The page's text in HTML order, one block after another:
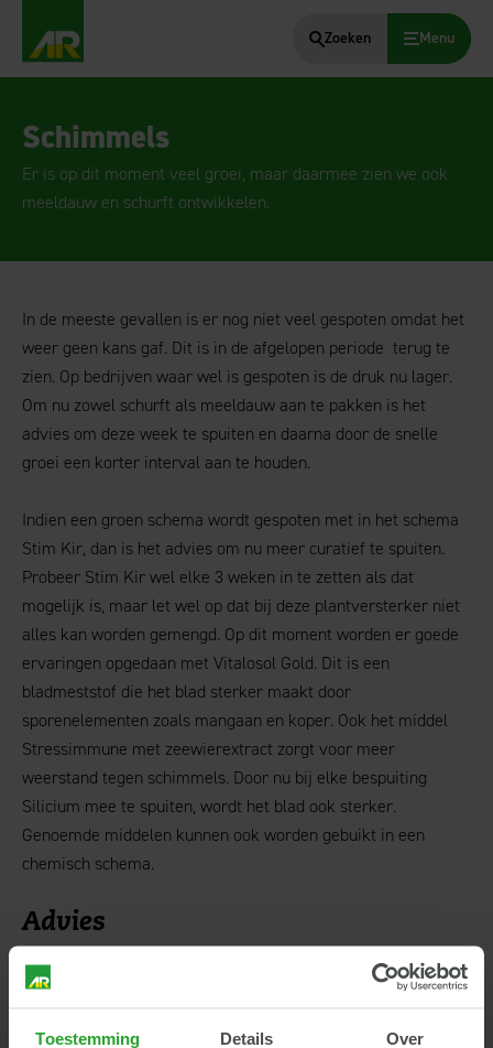
Toestemming Details Over
AgruniekRijnvallei
Zoeken Menu
Schimmels
Er is op dit moment veel groei, maar daarmee zien we ook
meeldauw en schurft ontwikkelen.
In de meeste gevallen is er nog niet veel gespoten omdat het
weer geen kans gaf. Dit is in de afgelopen periode terug te
zien. Op bedrijven waar wel is gespoten is de druk nu lager.
Om nu zowel schurft als meeldauw aan te pakken is het
advies om deze week te spuiten en daarna door de snelle
groei een korter interval aan te houden.
Indien een groen schema wordt gespoten met in het schema
Stim Kir, dan is het advies om nu meer curatief te spuiten.
Probeer Stim Kir wel elke 3 weken in te zetten als dat
mogelijk is, maar let wel op dat bij deze plantversterker niet
alles kan worden gemengd. Op dit moment worden er goede
ervaringen opgedaan met Vitalosol Gold. Dit is een
bladmeststof die het blad sterker maakt door
sporenelementen zoals mangaan en koper. Ook het middel
Stressimmune met zeewierextract zorgt voor meer
weerstand tegen schimmels. Door nu bij elke bespuiting
Silicium mee te spuiten, wordt het blad ook sterker.
Genoemde middelen kunnen ook worden gebuikt in een
chemisch schema.
Advies
Het advies is 3 liter Stressimmune + 3 liter Vitalosol Gold +
0,75 liter Silicatop/ha. Daarna afwisselen met 4,5 liter
Frutogard + 3 liter Vitalosol Gold + 0,75 liter Silicatop/ha.